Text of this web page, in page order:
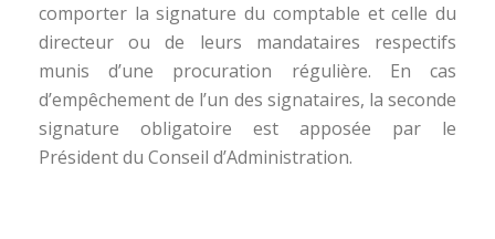
comporter la signature du comptable et celle du
directeur ou de leurs mandataires respectifs
munis d’une procuration régulière. En cas
d’empêchement de l’un des signataires, la seconde
signature obligatoire est apposée par le
Président du Conseil d’Administration.